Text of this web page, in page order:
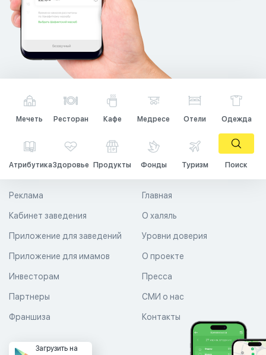
Мечеть Ресторан Кафе Медресе Отели Одежда
АтрибутикаЗдоровье Продукты Фонды Туризм Поиск
Главная
О халяль
Уровни доверия
Реклама
Кабинет заведения
Приложение для заведений
Приложение для имамов О проекте
Пресса
СМИ о нас
Контакты
Инвесторам
Партнеры
Франшиза
Загрузить на